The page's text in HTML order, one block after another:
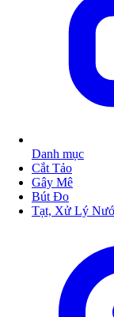
Danh mục
Cắt Tảo
Gây Mê
Bút Đo
Tạt, Xử Lý